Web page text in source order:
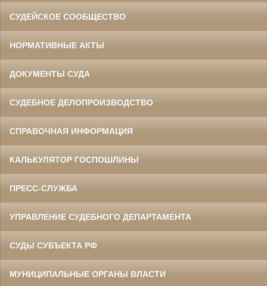
СУДЕЙСКОЕ СООБЩЕСТВО
НОРМАТИВНЫЕ АКТЫ
ДОКУМЕНТЫ СУДА
СУДЕБНОЕ ДЕЛОПРОИЗВОДСТВО
СПРАВОЧНАЯ ИНФОРМАЦИЯ
КАЛЬКУЛЯТОР ГОСПОШЛИНЫ
ПРЕСС-СЛУЖБА
УПРАВЛЕНИЕ СУДЕБНОГО ДЕПАРТАМЕНТА
СУДЫ СУБЪЕКТА РФ
МУНИЦИПАЛЬНЫЕ ОРГАНЫ ВЛАСТИ